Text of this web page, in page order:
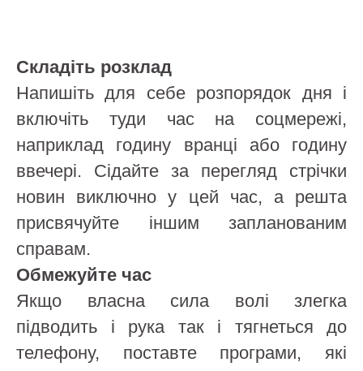
Складіть розклад
Напишіть для себе розпорядок дня і
включіть туди час на соцмережі,
наприклад годину вранці або годину
ввечері. Сідайте за перегляд стрічки
новин виключно у цей час, а решта
присвячуйте іншим запланованим
справам.
Обмежуйте час
Якщо власна сила волі злегка
підводить і рука так і тягнеться до
телефону, поставте програми, які